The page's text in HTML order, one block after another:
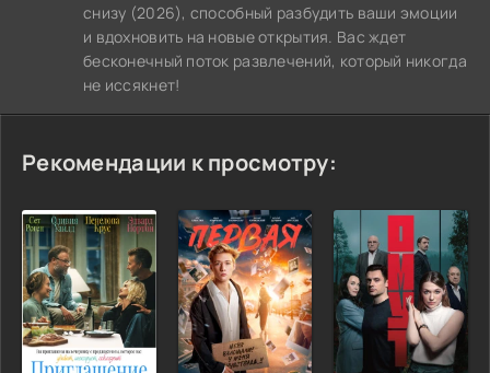
снизу (2026), способный разбудить ваши эмоции
и вдохновить на новые открытия. Вас ждет
бесконечный поток развлечений, который никогда
не иссякнет!
Рекомендации к просмотру: